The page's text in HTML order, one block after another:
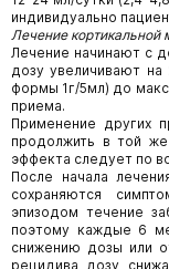
индивидуально
Лечение кортикальной
Лечение начинают с
дозу увеличивают на
формы 1г/5мл) до
приема.
Применение других
продолжить в той
эффекта следует по
После начала
сохраняются
эпизодом течение
поэтому каждые 6
снижению дозы или
рецидива дозу